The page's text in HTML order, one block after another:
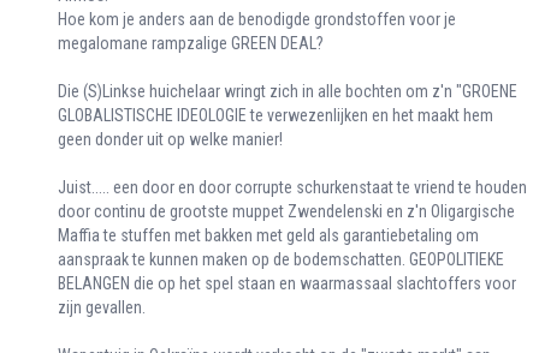
Hoe kom je anders aan de benodigde grondstoffen voor je
megalomane rampzalige GREEN DEAL?
Die (S)Linkse huichelaar wringt zich in alle bochten om z'n "GROENE
GLOBALISTISCHE IDEOLOGIE te verwezenlijken en het maakt hem
geen donder uit op welke manier!
Juist..... een door en door corrupte schurkenstaat te vriend te houden
door continu de grootste muppet Zwendelenski en z'n Oligargische
Maffia te stuffen met bakken met geld als garantiebetaling om
aanspraak te kunnen maken op de bodemschatten. GEOPOLITIEKE
BELANGEN die op het spel staan en waarmassaal slachtoffers voor
zijn gevallen.